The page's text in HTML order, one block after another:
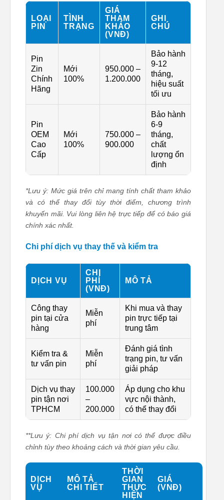
LOẠI
PIN
TÌNH
TRẠNG
GIÁ
THAM
KHẢO
(VNĐ)
GHI
CHÚ
Pin
Zin
Chính
Hãng
Mới
100%
950.000 –
1.200.000
Bảo hành
9-12
tháng,
hiệu suất
tối ưu
Pin
OEM
Cao
Cấp
Mới
100%
750.000 –
900.000
Bảo hành
6-9
tháng,
chất
lượng ổn
định
*Lưu ý: Mức giá trên chỉ mang tính chất tham khảo
và có thể thay đổi tùy thời điểm, chương trình
khuyến mãi. Vui lòng liên hệ trực tiếp để có báo giá
chính xác nhất.
Chi phí dịch vụ thay thế và kiểm tra
DỊCH VỤ
CHI
PHÍ
(VNĐ)
MÔ TẢ
Công thay
pin tại cửa
hàng
Miễn
phí
Khi mua và thay
pin trực tiếp tại
trung tâm
Kiểm tra &
tư vấn pin
Miễn
phí
Đánh giá tình
trạng pin, tư vấn
giải pháp
Dịch vụ thay
pin tận nơi
TPHCM
100.000
–
200.000
Áp dụng cho khu
vực nội thành,
có thể thay đổi
**Lưu ý: Chi phí dịch vụ tận nơi có thể được điều
chỉnh tùy theo khoảng cách và thời gian yêu cầu.
DỊCH
VỤ
MÔ TẢ
CHI TIẾT
THỜI
GIAN
THỰC
HIỆN
GIÁ
(VNĐ)